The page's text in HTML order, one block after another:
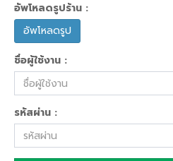
อัพโหลดรูปร้าน :
อัพโหลดรูป
ชื่อผู้ใช้งาน :
รหัสผ่าน :